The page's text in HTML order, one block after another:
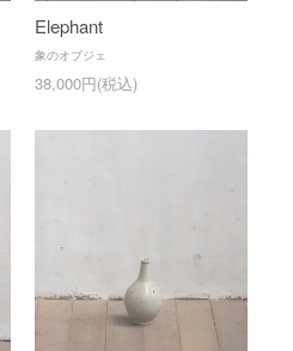
Elephant
象のオブジェ
38,000円(税込)